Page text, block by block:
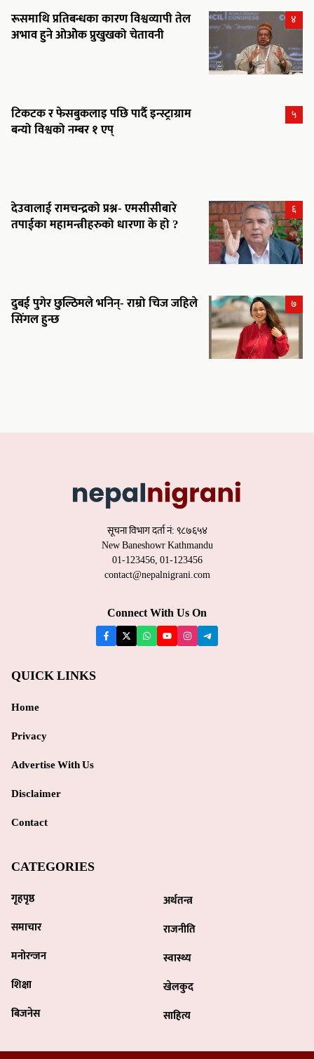
रूसमाथि प्रतिबन्धका कारण विश्वव्यापी तेल
अभाव हुने ओओेक प्रुखुखको चेतावनी
४
टिकटक र फेसबुकलाइ पछि पार्दै इन्स्ट्राग्राम
बन्यो विश्वको नम्बर १ एप्
५
देउवालाई रामचन्द्रको प्रश्न- एमसीसीबारे
तपाईका महामन्त्रीहरुको धारणा के हो ?
६
दुबई पुगेर छुल्ठिमले भनिन्- राम्रो चिज जहिले
सिंगल हुन्छ
७
सूचना विभाग दर्ता नं: ९८७६५४
New Baneshowr Kathmandu
01-123456, 01-123456
contact@nepalnigrani.com
Connect With Us On
QUICK LINKS
Home
Privacy
Advertise With Us
Disclaimer
Contact
CATEGORIES
गृहपृष्ठ
समाचार
मनोरन्जन
शिक्षा
बिजनेस
अर्थतन्त्र
राजनीति
स्वास्थ्य
खेलकुद
साहित्य